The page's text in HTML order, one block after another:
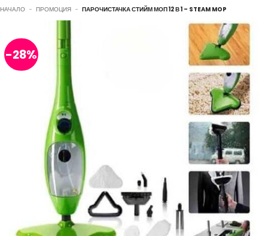
НАЧАЛО - ПРОМОЦИЯ - ПАРОЧИСТАЧКА СТИЙМ МОП 12 В 1 – STEAM MOP
-28%